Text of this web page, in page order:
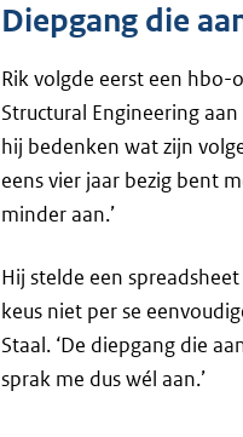
Diepgang die
Rik volgde eerst een hbo-
Structural Engineering
hij bedenken wat zijn
eens vier jaar bezig bent
minder aan.’
Hij stelde een
keus niet per se
Staal. ‘De diepgang die
sprak me dus wél aan.’